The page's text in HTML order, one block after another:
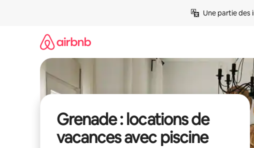
Une partie
Grenade : locations de
vacances avec piscine